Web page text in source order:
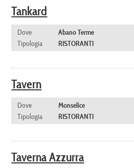
Tankard
Dove
Abano Terme
Tipologia
RISTORANTI
Tavern
Dove
Monselice
Tipologia
RISTORANTI
Taverna Azzurra